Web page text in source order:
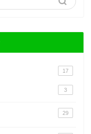
17
3
29